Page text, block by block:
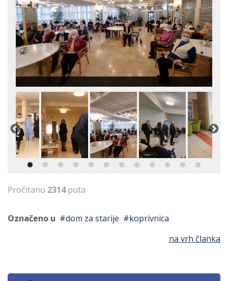
Pročitano 2314puta
Označeno u dom za starije
koprivnica
na vrh članka